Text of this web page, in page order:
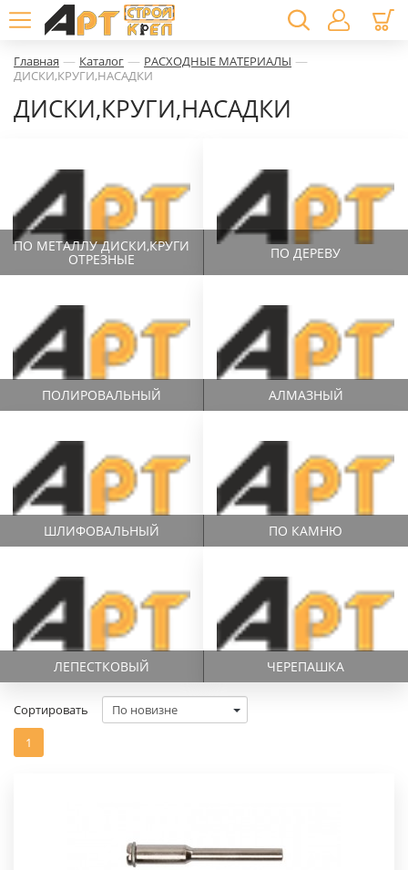
Главная — Каталог — РАСХОДНЫЕ МАТЕРИАЛЫ —
ДИСКИ,КРУГИ,НАСАДКИ
ДИСКИ,КРУГИ,НАСАДКИ
ПО МЕТАЛЛУ ДИСКИ,КРУГИ
ОТРЕЗНЫЕ ПО ДЕРЕВУ
ПОЛИРОВАЛЬНЫЙ АЛМАЗНЫЙ
ШЛИФОВАЛЬНЫЙ ПО КАМНЮ
ЛЕПЕCТКОВЫЙ ЧЕРЕПАШКА
1
Сортировать